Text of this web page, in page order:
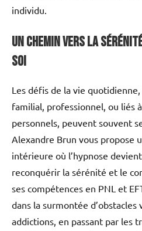
individu.
Un Chemin vers la
Soi
Les défis de la vie quotidienne,
familial, professionnel, ou liés
personnels, peuvent souvent
Alexandre Brun vous propose
intérieure où l’hypnose
reconquérir la sérénité et le
ses compétences en PNL et
dans la surmontée d’obstacles
addictions, en passant par les